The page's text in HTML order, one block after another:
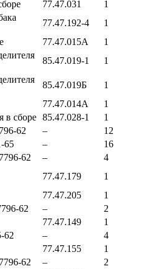
77.47.031
1
77.47.192-4
1
77.47.015А
1
85.47.019-1 1
85.47.019Б
1
77.47.014А
1
в сборе 85.47.028-1
1
62 –
12
65 –
16
62 –
4
77.47.179
1
77.47.205
1
62 –
2
77.47.149
1
62 –
4
77.47.155
1
62 –
2